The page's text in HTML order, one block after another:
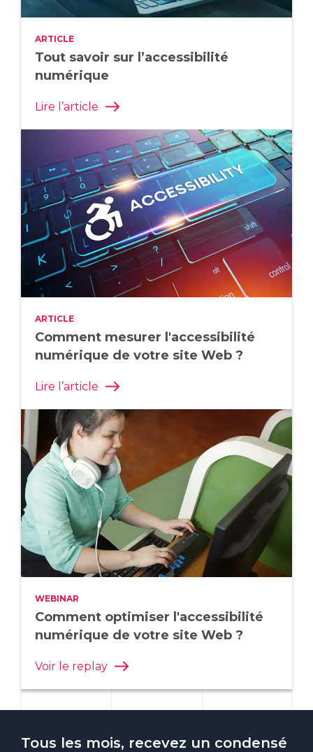
ARTICLE
Tout savoir sur l’accessibilité
numérique
Lire l’article
ARTICLE
Comment mesurer l'accessibilité
numérique de votre site Web ?
Lire l’article
WEBINAR
Comment optimiser l'accessibilité
numérique de votre site Web ?
Voir le replay
Tous les mois, recevez un condensé